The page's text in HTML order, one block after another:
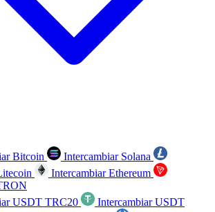
Bitcoin
Intercambiar Solana
Intercambiar Ethereum
USDT TRC20
Intercambiar USDT